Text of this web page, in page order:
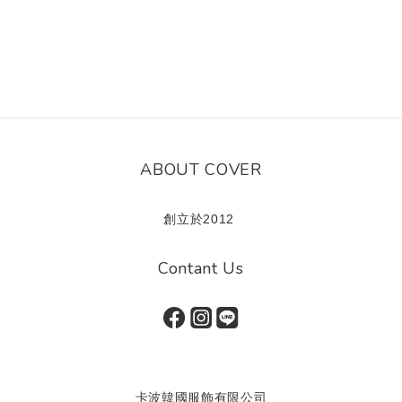
ABOUT COVER
創立於2012
Contant Us
卡波韓國服飾有限公司